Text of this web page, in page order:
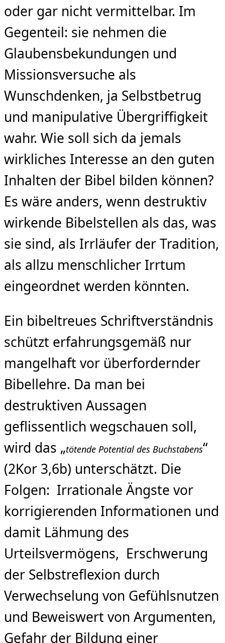
oder gar nicht vermittelbar. Im
Gegenteil: sie nehmen die
Glaubensbekundungen und
Missionsversuche als
Wunschdenken, ja Selbstbetrug
und manipulative Übergriffigkeit
wahr. Wie soll sich da jemals
wirkliches Interesse an den guten
Inhalten der Bibel bilden können?
Es wäre anders, wenn destruktiv
wirkende Bibelstellen als das, was
sie sind, als Irrläufer der Tradition,
als allzu menschlicher Irrtum
eingeordnet werden könnten.
Ein bibeltreues Schriftverständnis
schützt erfahrungsgemäß nur
mangelhaft vor überfordernder
Bibellehre. Da man bei
destruktiven Aussagen
geflissentlich wegschauen soll,
wird das „tötende Potential des Buchstabens“
(2Kor 3,6b) unterschätzt. Die
Folgen: Irrationale Ängste vor
korrigierenden Informationen und
damit Lähmung des
Urteilsvermögens, Erschwerung
der Selbstreflexion durch
Verwechselung von Gefühlsnutzen
und Beweiswert von Argumenten,
Gefahr der Bildung einer